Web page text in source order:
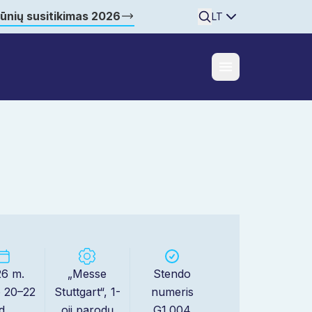
susitikimas 2026 Searchine
LT
m.
20–22
„Messe
Stuttgart“, 1-
Stendo
numeris